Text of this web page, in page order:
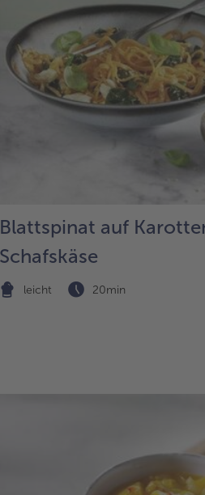
der
Liste.
Blattspinat auf
Schafskäse
leicht 20min